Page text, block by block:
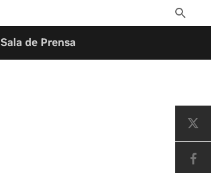
Toggle
Search
Sala de Prensa